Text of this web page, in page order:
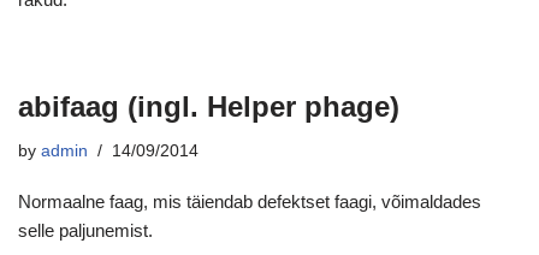
abifaag (ingl. Helper phage)
by admin 14/09/2014
Normaalne faag, mis täiendab defektset faagi, võimaldades
selle paljunemist.